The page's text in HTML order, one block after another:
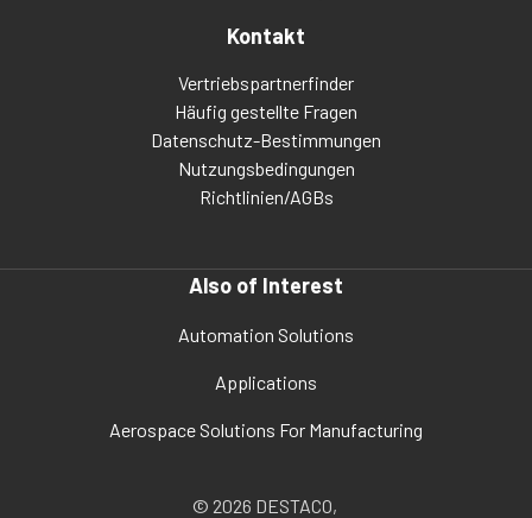
Kontakt
Vertriebspartnerfinder
Häufig gestellte Fragen
Datenschutz-Bestimmungen
Nutzungsbedingungen
Richtlinien/AGBs
Also of Interest
Automation Solutions
Applications
Aerospace Solutions For Manufacturing
© 2026 DESTACO,